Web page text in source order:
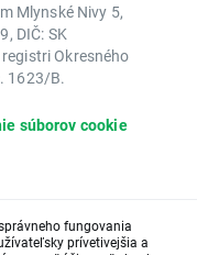
Mlynské Nivy 5,
DIČ: SK
Okresného
1623/B.
súborov cookie
fungovania
prívetivejšia a